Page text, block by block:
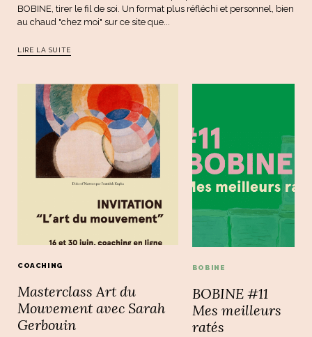
BOBINE, tirer le fil de soi. Un format plus réfléchi et personnel, bien
au chaud "chez moi" sur ce site que...
LIRE LA SUITE
COACHING
Masterclass Art du
Mouvement avec Sarah
Gerbouin
BOBINE
BOBINE #11
Mes meilleurs
ratés